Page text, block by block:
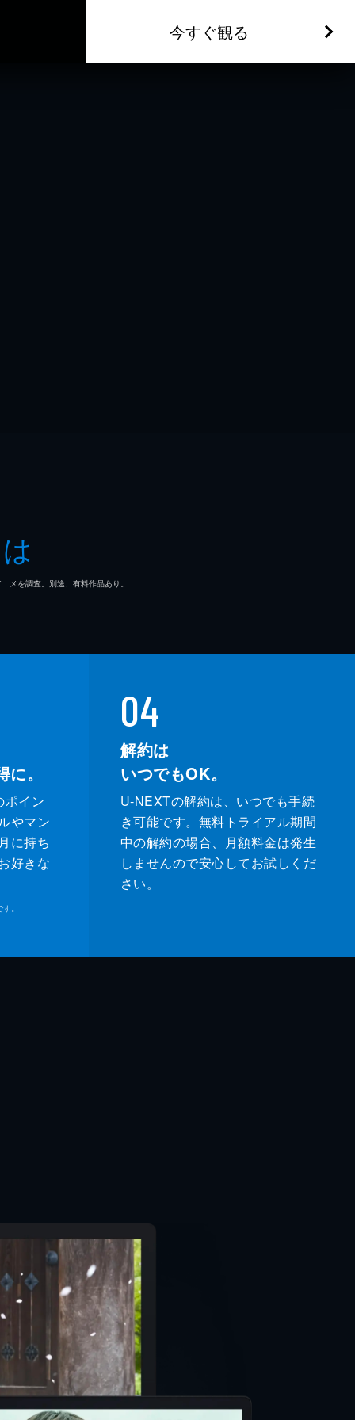
今すぐ観る
を調査。別途、有料作品あり。
。
ポイン
やマン
に持ち
好きな
。
04
解約は
いつでもOK。
U-NEXTの解約は、いつでも手続
き可能です。無料トライアル期間
中の解約の場合、月額料金は発生
しませんので安心してお試しくだ
さい。